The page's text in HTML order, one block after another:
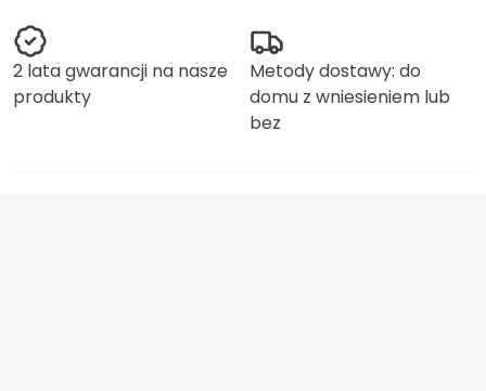
2 lata gwarancji na nasze
produkty
Metody dostawy: do
domu z wniesieniem lub
bez